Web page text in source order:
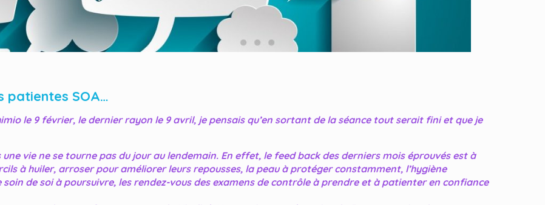
patientes SOA…
le 9 février, le dernier rayon le 9 avril, je pensais qu’en sortant de la séance tout serait fini et que je
vie ne se tourne pas du jour au lendemain. En effet, le feed back des derniers mois éprouvés est à
à huiler, arroser pour améliorer leurs repousses, la peau à protéger constamment, l’hygiène
de soi à poursuivre, les rendez-vous des examens de contrôle à prendre et à patienter en confiance